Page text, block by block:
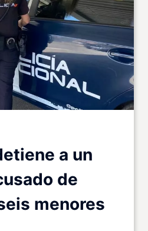
a un
de
menores